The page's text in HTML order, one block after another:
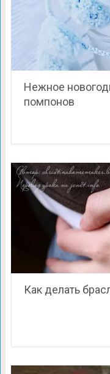
Нежное
помпонов
Как делать